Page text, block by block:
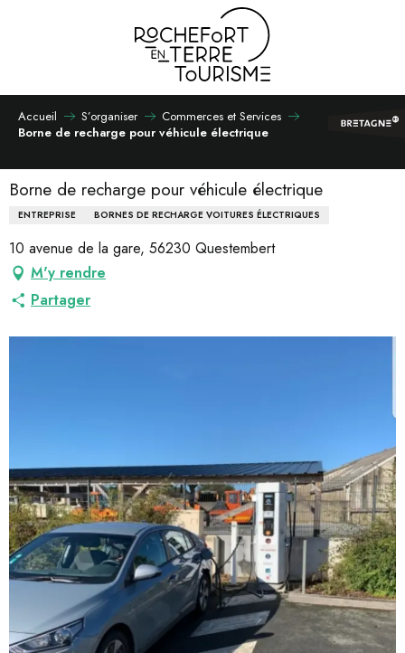
Accueil S’organiser
Commerces et Services
Borne de recharge pour véhicule électrique
Borne de recharge pour véhicule électrique
ENTREPRISE BORNES DE RECHARGE VOITURES ÉLECTRIQUES
10 avenue de la gare, 56230 Questembert
M'y rendre
Partager